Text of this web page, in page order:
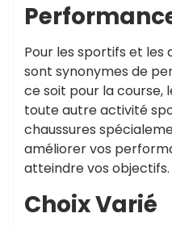
Pour les sportifs et les
sont synonymes de
ce soit pour la course,
toute autre activité
chaussures
améliorer vos
atteindre vos objectifs.
Choix Varié